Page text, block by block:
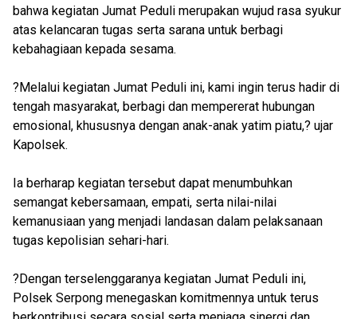
bahwa kegiatan Jumat Peduli merupakan wujud rasa syukur
atas kelancaran tugas serta sarana untuk berbagi
kebahagiaan kepada sesama.
?Melalui kegiatan Jumat Peduli ini, kami ingin terus hadir di
tengah masyarakat, berbagi dan mempererat hubungan
emosional, khususnya dengan anak-anak yatim piatu,? ujar
Kapolsek.
Ia berharap kegiatan tersebut dapat menumbuhkan
semangat kebersamaan, empati, serta nilai-nilai
kemanusiaan yang menjadi landasan dalam pelaksanaan
tugas kepolisian sehari-hari.
?Dengan terselenggaranya kegiatan Jumat Peduli ini,
Polsek Serpong menegaskan komitmennya untuk terus